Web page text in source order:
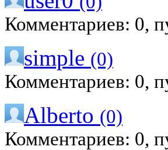
Комментариев: 0,
simple (0)
Комментариев: 0,
Alberto (0)
Комментариев: 0,